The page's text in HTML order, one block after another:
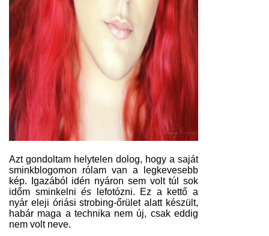
Azt gondoltam helytelen dolog, hogy a saját
sminkblogomon rólam van a legkevesebb
kép. Igazából idén nyáron sem volt túl sok
időm sminkelniés lefotózni. Ez a kettő a
nyár eleji óriási strobing-őrület alatt készült,
habár maga a technika nem új, csak eddig
nem volt neve.